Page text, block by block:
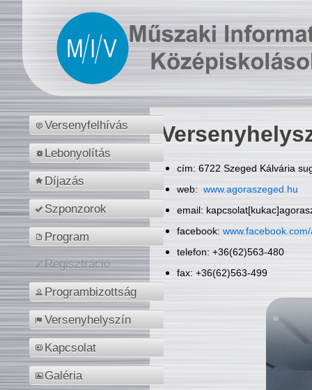
Versenyfelhívás
Lebonyolítás
Díjazás
Szponzorok
Program
Regisztráció
Programbizottság
Versenyhelyszín
Kapcsolat
Galéria
cím: 6722 Szeged Kálvária
web: www.agoraszeged.hu
email:
facebook:
telefon: +36(62)563-480
fax: +36(62)563-499